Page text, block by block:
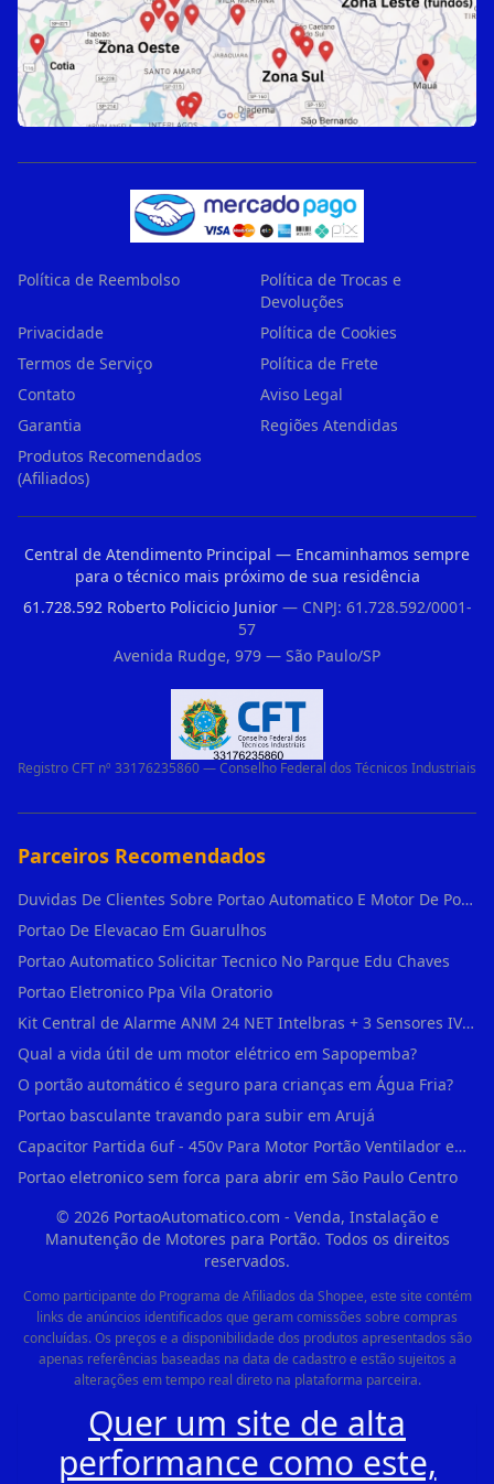
Política de Reembolso
Política de Trocas e
Devoluções
Privacidade
Política de Cookies
Termos de Serviço
Política de Frete
Contato
Aviso Legal
Garantia
Regiões Atendidas
Produtos Recomendados
(Afiliados)
Central de Atendimento Principal — Encaminhamos sempre
para o técnico mais próximo de sua residência
61.728.592 Roberto Policicio Junior— CNPJ: 61.728.592/0001-
57
Avenida Rudge, 979 — São Paulo/SP
Registro CFT nº 33176235860 — Conselho Federal dos Técnicos Industriais
Parceiros Recomendados
Duvidas De Clientes Sobre Portao Automatico E Motor De Portao Motor De Portao Suspenso
Portao De Elevacao Em Guarulhos
Portao Automatico Solicitar Tecnico No Parque Edu Chaves
Portao Eletronico Ppa Vila Oratorio
Kit Central de Alarme ANM 24 NET Intelbras + 3 Sensores IVP 3000 CF + Bateria + em Vila Jacuí
Qual a vida útil de um motor elétrico em Sapopemba?
O portão automático é seguro para crianças em Água Fria?
Portao basculante travando para subir em Arujá
Capacitor Partida 6uf - 450v Para Motor Portão Ventilador em Vila Madalena
Portao eletronico sem forca para abrir em São Paulo Centro
© 2026PortaoAutomatico.com - Venda, Instalação e
Manutenção de Motores para Portão. Todos os direitos
reservados.
Como participante do Programa de Afiliados da Shopee, este site contém
links de anúncios identificados que geram comissões sobre compras
concluídas. Os preços e a disponibilidade dos produtos apresentados são
apenas referências baseadas na data de cadastro e estão sujeitos a
alterações em tempo real direto na plataforma parceira.
Quer um site de alta
performance como este,